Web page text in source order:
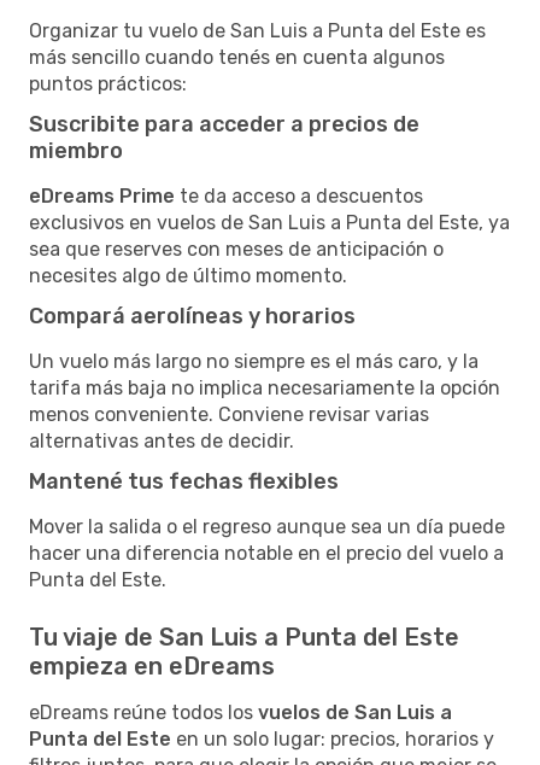
Organizar tu vuelo de San Luis a Punta del Este es
más sencillo cuando tenés en cuenta algunos
puntos prácticos:
Suscribite para acceder a precios de
miembro
eDreams Prime te da acceso a descuentos
exclusivos en vuelos de San Luis a Punta del Este, ya
sea que reserves con meses de anticipación o
necesites algo de último momento.
Compará aerolíneas y horarios
Un vuelo más largo no siempre es el más caro, y la
tarifa más baja no implica necesariamente la opción
menos conveniente. Conviene revisar varias
alternativas antes de decidir.
Mantené tus fechas flexibles
Mover la salida o el regreso aunque sea un día puede
hacer una diferencia notable en el precio del vuelo a
Punta del Este.
Tu viaje de San Luis a Punta del Este
empieza en eDreams
eDreams reúne todos los vuelos de San Luis a
Punta del Este en un solo lugar: precios, horarios y